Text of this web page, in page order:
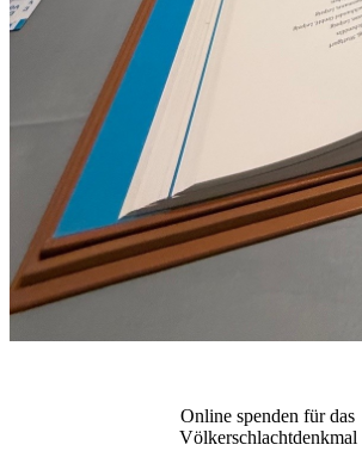
Online spenden für das
Völkerschlachtdenkmal